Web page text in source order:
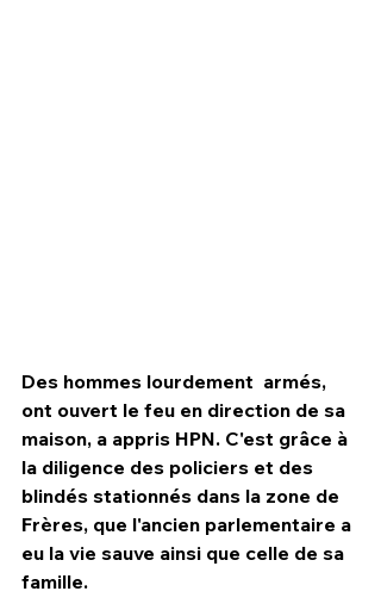
Des hommes lourdement  armés,
ont ouvert le feu en direction de sa
maison, a appris HPN. C'est grâce à
la diligence des policiers et des
blindés stationnés dans la zone de
Frères, que l'ancien parlementaire a
eu la vie sauve ainsi que celle de sa
famille.